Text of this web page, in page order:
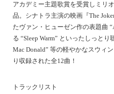
ー
アカデミー主題歌賞を受賞しミリ
品。シナトラ主演の映画『The
たヴァン・ヒューゼン作の表題曲
る “Sleep Warm” といったしっと
Mac Donald” 等の軽やかなスウィ
り収録された全12曲！
トラックリスト